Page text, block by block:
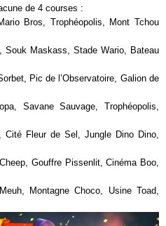
de 4 courses :
Bros, Trophéopolis, Mont Tchou
Souk Maskass, Stade Wario, Bateau
Pic de l’Observatoire, Galion de
Savane Sauvage, Trophéopolis,
Fleur de Sel, Jungle Dino Dino,
Gouffre Pissenlit, Cinéma Boo,
Montagne Choco, Usine Toad,